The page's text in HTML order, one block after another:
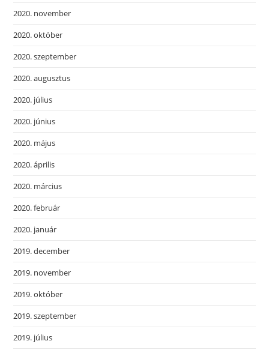
2020. november
2020. október
2020. szeptember
2020. augusztus
2020. július
2020. június
2020. május
2020. április
2020. március
2020. február
2020. január
2019. december
2019. november
2019. október
2019. szeptember
2019. július